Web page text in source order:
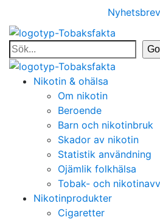
Nyhetsbrev
Nikotin & ohälsa
Om nikotin
Beroende
Barn och nikotinbruk
Skador av nikotin
Statistik användning
Ojämlik folkhälsa
Tobak- och
Nikotinprodukter
Cigaretter